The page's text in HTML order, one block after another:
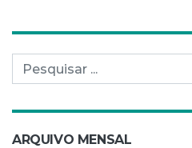
Pesquisar por:
ARQUIVO MENSAL